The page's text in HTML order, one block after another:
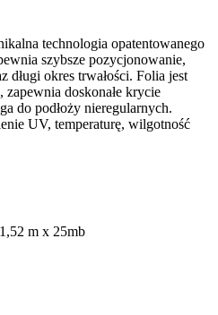
technologia opatentowanego
szybsze pozycjonowanie,
długi okres trwałości. Folia jest
doskonałe krycie
do podłoży nieregularnych.
UV, temperaturę, wilgotność
m x 25mb